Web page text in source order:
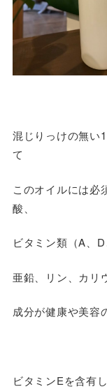
混じりっけの無い
て
このオイルには必
酸、
ビタミン類（A、
亜鉛、リン、カリ
成分が健康や美容
ビタミンEを含有